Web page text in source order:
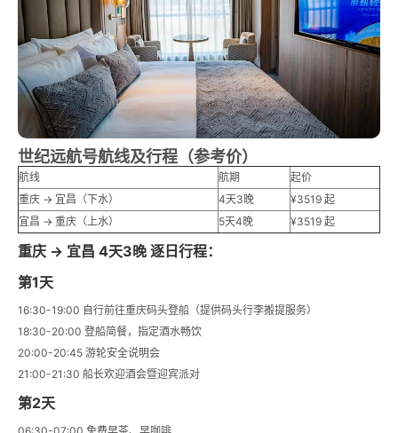
世纪远航号航线及行程（参考价）
航线 航期
起价
重庆 → 宜昌（下水）
4天3晚
¥3519 起
宜昌 → 重庆（上水）
5天4晚 ¥3519 起
重庆 → 宜昌 4天3晚 逐日行程：
第1天
16:30-19:00 自行前往重庆码头登船（提供码头行李搬提服务）
18:30-20:00 登船简餐，指定酒水畅饮
20:00-20:45 游轮安全说明会
21:00-21:30 船长欢迎酒会暨迎宾派对
第2天